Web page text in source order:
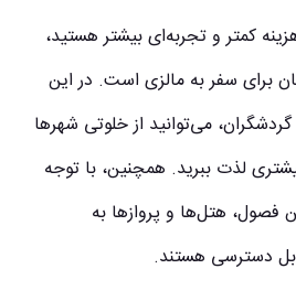
کمتر و تجربه‌ای بیشتر هستید،
برای سفر به مالزی است. در این
می‌توانید از خلوتی شهرها
لذت ببرید. همچنین، با توجه
فصول، هتل‌ها و پروازها به
دسترسی هستند.